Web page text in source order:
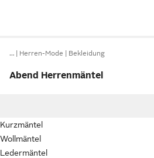
… Herren-Mode Bekleidung
Abend Herrenmäntel
Kurzmäntel
Wollmäntel
Ledermäntel